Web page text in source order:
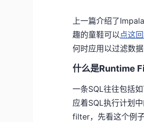
上一篇介绍了
趣的童鞋可以点这
何时应用以过滤数
什么是Runtime
一条SQL往往包括
应着SQL执行计划
filter，先看这个例子